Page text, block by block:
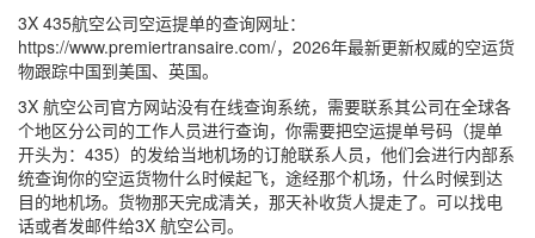
3X 435航空公司空运提单的查询网址：
https://www.premiertransaire.com/，2026年最新更新权威的空运货
物跟踪中国到美国、英国。
3X 航空公司官方网站没有在线查询系统，需要联系其公司在全球各
个地区分公司的工作人员进行查询，你需要把空运提单号码（提单
开头为：435）的发给当地机场的订舱联系人员，他们会进行内部系
统查询你的空运货物什么时候起飞，途经那个机场，什么时候到达
目的地机场。货物那天完成清关，那天补收货人提走了。可以找电
话或者发邮件给3X 航空公司。